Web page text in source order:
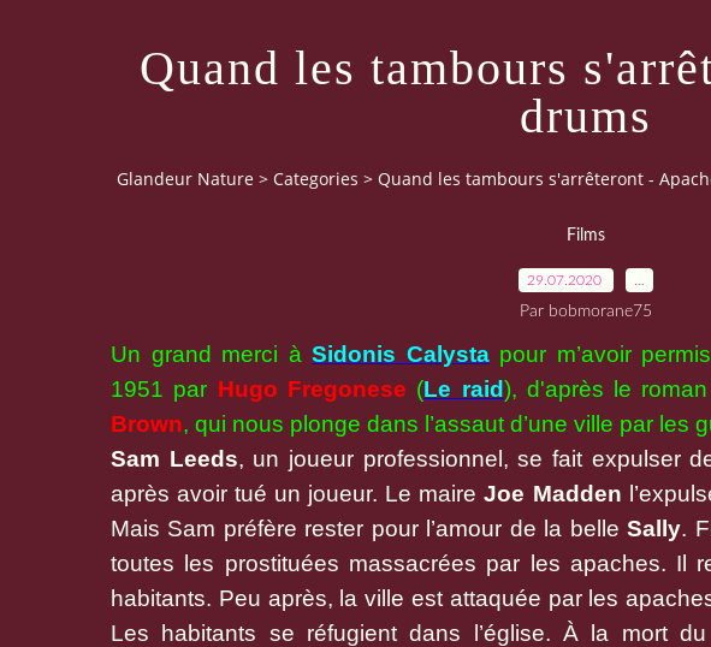
Quand les tambours
drums
Glandeur Nature > Categories > Quand les tambours s'arrêteront -
Films
29.07.2020
Par bobmorane75
Un grand merci àSidonis Calystapour m’avoir
1951 par Hugo Fregonese (Le raid), d'après le roman
Brown, qui nous plonge dans l’assaut d’une ville par les
Sam Leeds, un joueur professionnel, se fait expulser
après avoir tué un joueur. Le maireJoe Madden
Mais Sam préfère rester pour l’amour de la belleSally.
toutes les prostituées massacrées par les apaches. Il
habitants. Peu après, la ville est attaquée par les
Les habitants se réfugient dans l’église. À la mort